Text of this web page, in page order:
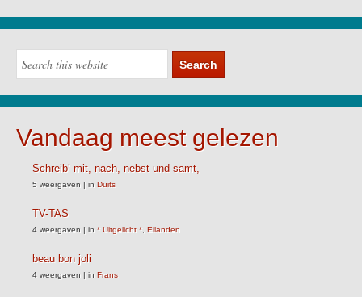
Vandaag meest gelezen
Schreib’ mit, nach, nebst und samt,
5 weergaven | in Duits
TV-TAS
4 weergaven | in * Uitgelicht * Eilanden
beau bon joli
4 weergaven | in Frans